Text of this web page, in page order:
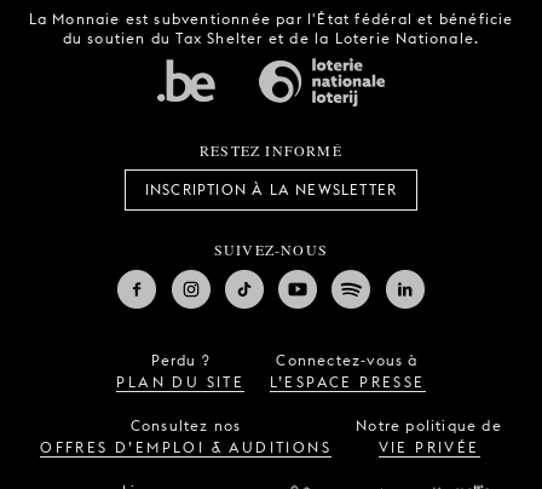
La Monnaie est subventionnée par l'État fédéral et bénéficie
du soutien du Tax Shelter et de la Loterie Nationale.
RESTEZ INFORMÉ
INSCRIPTION À LA NEWSLETTER
SUIVEZ-NOUS
Perdu ?
PLAN DU SITE
Connectez-vous à
L’ESPACE PRESSE
Consultez nos
OFFRES D’EMPLOI & AUDITIONS
Notre politique de
VIE PRIVÉE